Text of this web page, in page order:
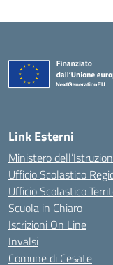
Link Esterni
Ministero
Ufficio Scolastico
Ufficio Scolastico
Scuola in Chiaro
Iscrizioni On Line
Invalsi
Comune di Cesate